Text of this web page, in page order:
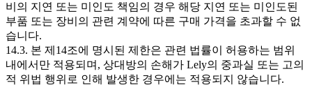
비의 지연 또는 미인도 책임의 경우 해당 지연 또는 미인도된
부품 또는 장비의 관련 계약에 따른 구매 가격을 초과할 수 없
습니다.
14.3. 본 제14조에 명시된 제한은 관련 법률이 허용하는 범위
내에서만 적용되며, 상대방의 손해가 Lely의 중과실 또는 고의
적 위법 행위로 인해 발생한 경우에는 적용되지 않습니다.